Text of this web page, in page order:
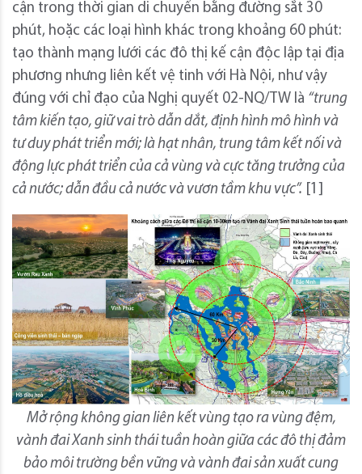
cận trong thời gian di chuyển bằng đường sắt 30
phút, hoặc các loại hình khác trong khoảng 60 phút:
tạo thành mạng lưới các đô thị kế cận độc lập tại địa
phương nhưng liên kết vệ tinh với Hà Nội, như vậy
đúng với chỉ đạo của Nghị quyết 02-NQ/TW là “trung
tâm kiến tạo, giữ vai trò dẫn dắt, định hình mô hình và
tư duy phát triển mới; là hạt nhân, trung tâm kết nối và
động lực phát triển của cả vùng và cực tăng trưởng của
cả nước; dẫn đầu cả nước và vươn tầm khu vực”. [1]
Mở rộng không gian liên kết vùng tạo ra vùng đệm,
vành đai Xanh sinh thái tuần hoàn giữa các đô thị đảm
bảo môi trường bền vững và vành đai sản xuất cung